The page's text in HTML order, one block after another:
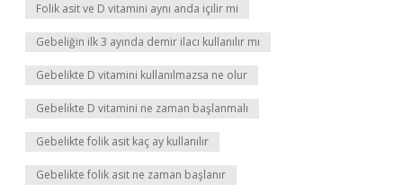
Folik asit ve D vitamini aynı anda içilir mi
Gebeliğin ilk 3 ayında demir ilacı kullanılır mı
Gebelikte D vitamini kullanılmazsa ne olur
Gebelikte D vitamini ne zaman başlanmalı
Gebelikte folik asit kaç ay kullanılır
Gebelikte folik asit ne zaman başlanır